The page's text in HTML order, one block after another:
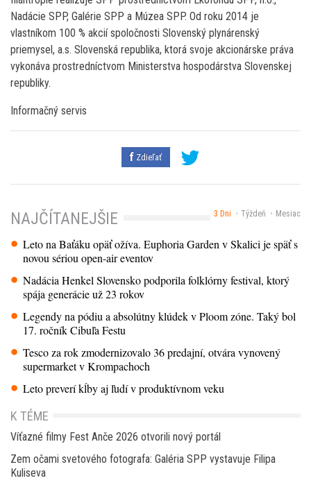
Nadácie SPP, Galérie SPP a Múzea SPP. Od roku 2014 je
vlastníkom 100 % akcií spoločnosti Slovenský plynárenský
priemysel, a.s. Slovenská republika, ktorá svoje akcionárske práva
vykonáva prostredníctvom Ministerstva hospodárstva Slovenskej
republiky.
Informačný servis
Zdieľať
3 Dni Týždeň Mesiac
NAJČÍTANEJŠIE
Leto na Baťáku opäť ožíva. Euphoria Garden v Skalici je späť s
novou sériou open-air eventov
Nadácia Henkel Slovensko podporila folklórny festival, ktorý
spája generácie už 23 rokov
Legendy na pódiu a absolútny klúdek v Ploom zóne. Taký bol
17. ročník Cibuľa Festu
Tesco za rok zmodernizovalo 36 predajní, otvára vynovený
supermarket v Krompachoch
Leto preverí kĺby aj ľudí v produktívnom veku
K TÉME
Víťazné filmy Fest Anče 2026 otvorili nový portál
Zem očami svetového fotografa: Galéria SPP vystavuje Filipa
Kuliseva